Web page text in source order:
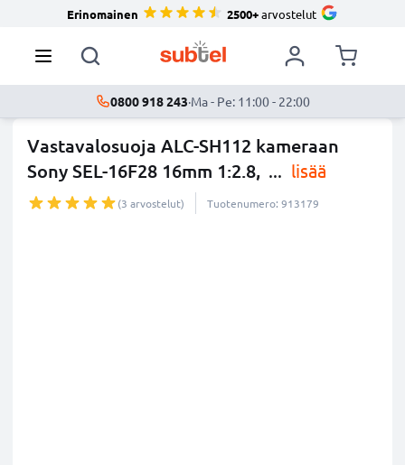
Erinomainen 2500+arvostelut
0800 918 243·Ma - Pe: 11:00 - 22:00
Vastavalosuoja ALC-SH112 kameraan
Sony SEL-16F28 16mm 1:2.8, ... lisää
(3 arvostelut) Tuotenumero: 913179